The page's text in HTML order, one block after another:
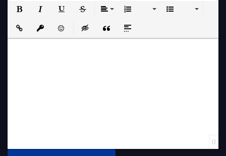
Insert LinkInsert protected link
EmoticonsInsert hidden text
Insert QuoteInsert spoiler
0